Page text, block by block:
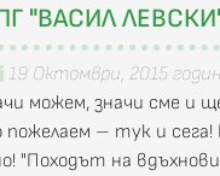
"ВАСИЛ
19 Октомври, 2015
можем, значи сме и
пожелаем – тук и
"Походът на